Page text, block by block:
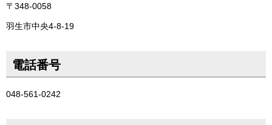
〒348-0058
羽生市中央4-8-19
電話番号
048-561-0242